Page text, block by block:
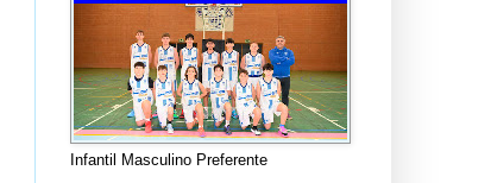
Infantil Masculino Preferente